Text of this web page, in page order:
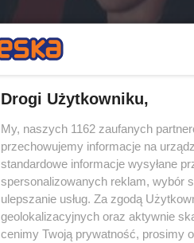
Drogi Użytkowniku,
My, naszych 1162 zaufanych
przechowujemy informacje na
standardowe informacje wysyłane
spersonalizowanych reklam, wybór
ulepszanie usług. Za zgodą
geolokalizacyjnych oraz aktywnie
cenimy Twoją prywatność, prosimy